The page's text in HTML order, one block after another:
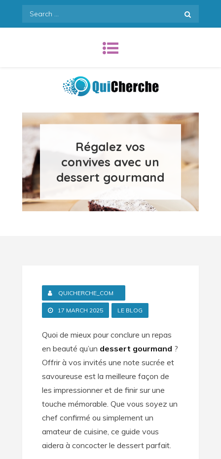
Search
for:
Quicherche.com
Régalez vos
convives avec un
dessert gourmand
QUICHERCHE_COM
17 MARCH 2025 LE BLOG
Quoi de mieux pour conclure un repas
en beauté qu’un dessert gourmand ?
Offrir à vos invités une note sucrée et
savoureuse est la meilleure façon de
les impressionner et de finir sur une
touche mémorable. Que vous soyez un
chef confirmé ou simplement un
amateur de cuisine, ce guide vous
aidera à concocter le dessert parfait.